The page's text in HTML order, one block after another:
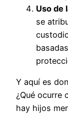
Uso de
se
Y aquí es
¿Qué ocurre
hay hijos